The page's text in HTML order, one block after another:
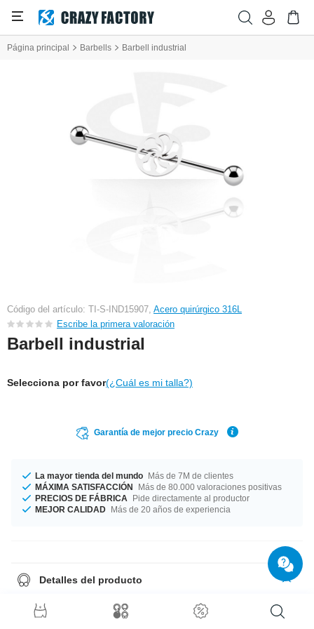
Página principal Barbells Barbell industrial
Código del artículo: TI-S-IND15907, Acero quirúrgico 316L
Escribe la primera valoración
Barbell industrial
Selecciona por favor(¿Cuál es mi talla?)
Garantía de mejor precio Crazy
La mayor tienda del mundo Más de 7M de clientes
MÁXIMA SATISFACCIÓN
Más de 80.000 valoraciones positivas
PRECIOS DE FÁBRICA
Pide directamente al productor
MEJOR CALIDAD Más de 20 años de experiencia
Detalles del producto
de bola para lucir. ¿Y qué mejor compañía que este piercing fabricado